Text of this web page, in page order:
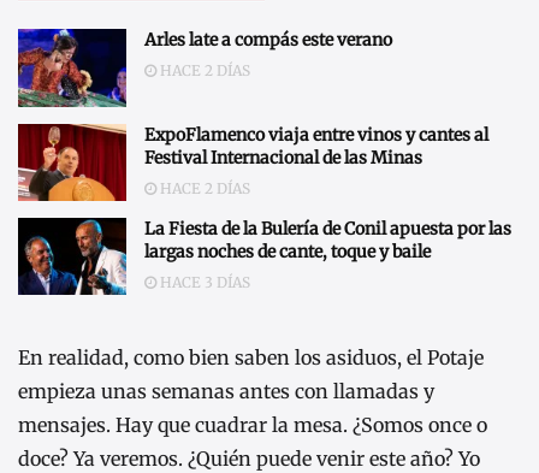
Arles late a compás este verano
HACE 2 DÍAS
ExpoFlamenco viaja entre vinos y cantes al
Festival Internacional de las Minas
HACE 2 DÍAS
La Fiesta de la Bulería de Conil apuesta por las
largas noches de cante, toque y baile
HACE 3 DÍAS
En realidad, como bien saben los asiduos, el Potaje
empieza unas semanas antes con llamadas y
mensajes. Hay que cuadrar la mesa. ¿Somos once o
doce? Ya veremos. ¿Quién puede venir este año? Yo